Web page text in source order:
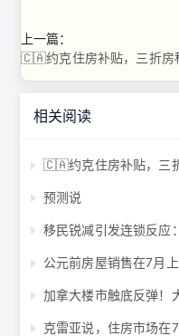
上一篇：
🇨🇦约克住房补贴，三折房
相关阅读
🇨🇦约克住房补贴，三
预测说
公元前房屋销售在7月
克雷亚说，住房市场在